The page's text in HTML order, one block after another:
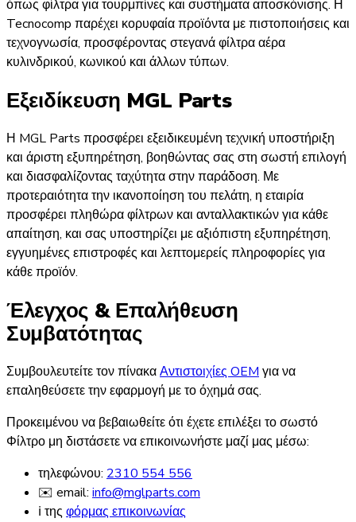
όπως φίλτρα για τουρμπίνες και συστήματα αποσκόνισης. Η
Tecnocomp παρέχει κορυφαία προϊόντα με πιστοποιήσεις και
τεχνογνωσία, προσφέροντας στεγανά φίλτρα αέρα
κυλινδρικού, κωνικού και άλλων τύπων.​
Εξειδίκευση MGL Parts
Η MGL Parts προσφέρει εξειδικευμένη τεχνική υποστήριξη
και άριστη εξυπηρέτηση, βοηθώντας σας στη σωστή επιλογή
και διασφαλίζοντας ταχύτητα στην παράδοση. Με
προτεραιότητα την ικανοποίηση του πελάτη, η εταιρία
προσφέρει πληθώρα φίλτρων και ανταλλακτικών για κάθε
απαίτηση, και σας υποστηρίζει με αξιόπιστη εξυπηρέτηση,
εγγυημένες επιστροφές και λεπτομερείς πληροφορίες για
κάθε προϊόν.
Έλεγχος & Επαλήθευση
Συμβατότητας
Συμβουλευτείτε τον πίνακαΑντιστοιχίες OEMγια να
επαληθεύσετε την εφαρμογή με το όχημά σας.
Προκειμένου να βεβαιωθείτε ότι έχετε επιλέξει το σωστό
Φίλτρο μη διστάσετε να επικοινωνήστε μαζί μας μέσω:
τηλεφώνου: 2310 554 556
✉️ email: info@mglparts.com
ℹ️ τηςφόρμας επικοινωνίας